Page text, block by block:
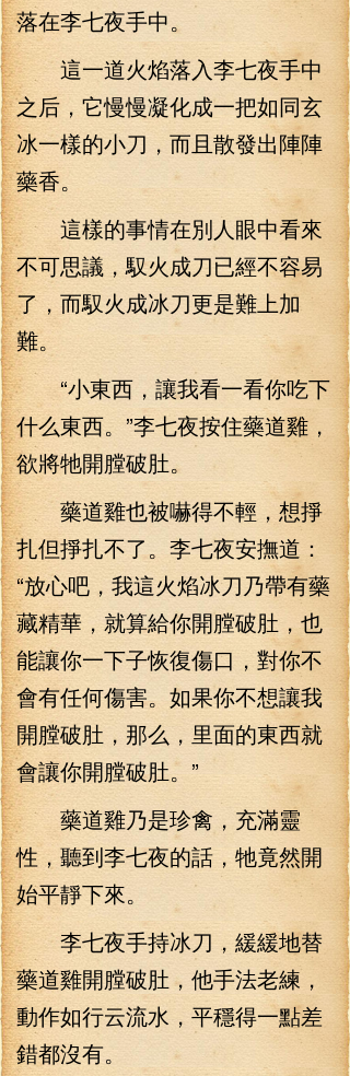
落在李七夜手中。
這一道火焰落入李七夜手中
之后，它慢慢凝化成一把如同玄
冰一樣的小刀，而且散發出陣陣
藥香。
這樣的事情在別人眼中看來
不可思議，馭火成刀已經不容易
了，而馭火成冰刀更是難上加
難。
“小東西，讓我看一看你吃下
什么東西。”李七夜按住藥道雞，
欲將牠開膛破肚。
藥道雞也被嚇得不輕，想掙
扎但掙扎不了。李七夜安撫道：
“放心吧，我這火焰冰刀乃帶有藥
藏精華，就算給你開膛破肚，也
能讓你一下子恢復傷口，對你不
會有任何傷害。如果你不想讓我
開膛破肚，那么，里面的東西就
會讓你開膛破肚。”
藥道雞乃是珍禽，充滿靈
性，聽到李七夜的話，牠竟然開
始平靜下來。
李七夜手持冰刀，緩緩地替
藥道雞開膛破肚，他手法老練，
動作如行云流水，平穩得一點差
錯都沒有。